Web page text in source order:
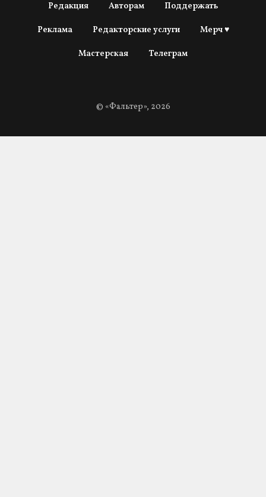
Редакция Авторам Поддержать
Реклама Редакторские услуги Мерч ♥
Мастерская Телеграм
© «Фальтер», 2026